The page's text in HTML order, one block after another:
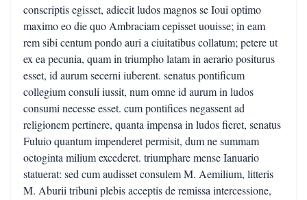
conscriptis egisset, adiecit ludos magnos se Ioui optimo
maximo eo die quo Ambraciam cepisset uouisse; in eam
rem sibi centum pondo auri a ciuitatibus collatum; petere ut
ex ea pecunia, quam in triumpho latam in aerario positurus
esset, id aurum secerni iuberent. senatus pontificum
collegium consuli iussit, num omne id aurum in ludos
consumi necesse esset. cum pontifices negassent ad
religionem pertinere, quanta impensa in ludos fieret, senatus
Fuluio quantum impenderet permisit, dum ne summam
octoginta milium excederet. triumphare mense Ianuario
statuerat: sed cum audisset consulem M. Aemilium, litteris
M. Aburii tribuni plebis acceptis de remissa intercessione,